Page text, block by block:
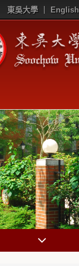
東吳大學 English